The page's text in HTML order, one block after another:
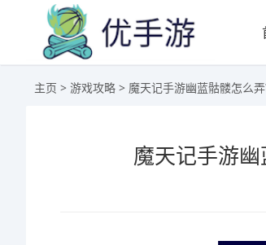
主页 > 游戏攻略 > 魔天记手游幽蓝骷髅怎么
魔天记手游